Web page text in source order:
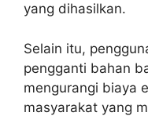
yang dihasilkan.
Selain itu,
pengganti bahan
mengurangi biaya
masyarakat yang